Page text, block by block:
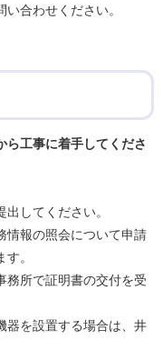
合わせください。
工事に着手してくださ
してください。
情報の照会について申請
。
所で証明書の交付を受
器を設置する場合は、井